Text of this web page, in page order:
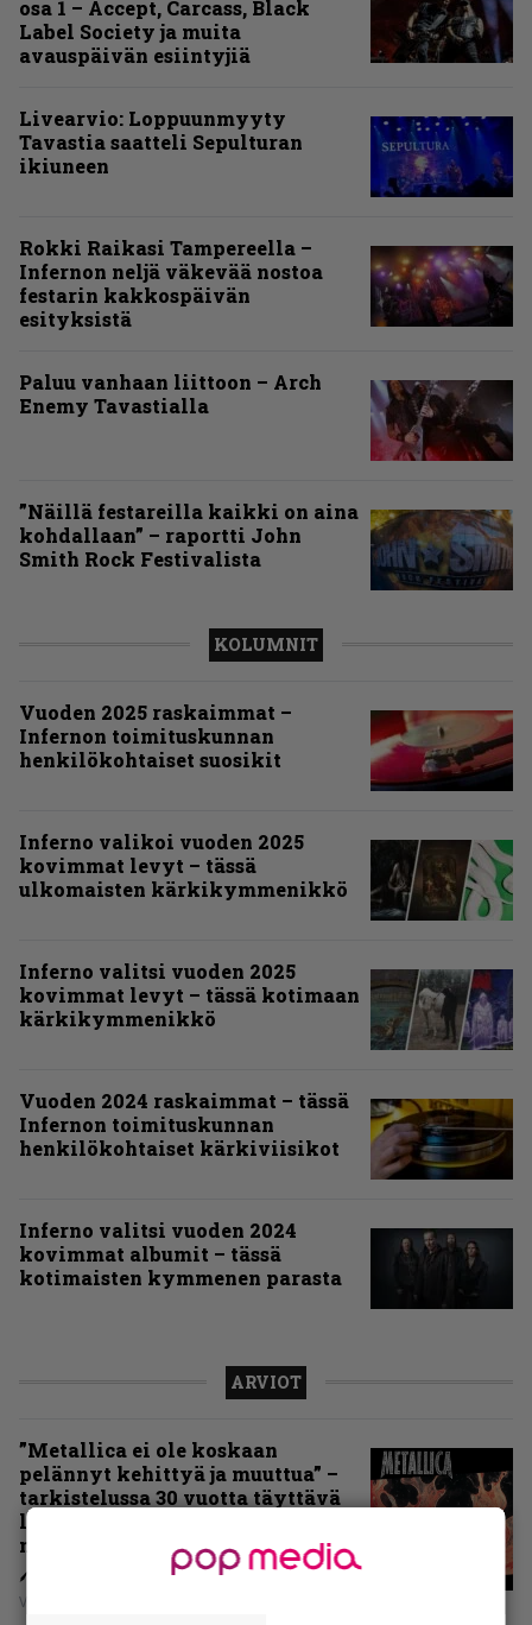
osa 1 – Accept, Carcass, Black
Label Society ja muita
avauspäivän esiintyjiä
Livearvio: Loppuunmyyty
Tavastia saatteli Sepulturan
ikiuneen
Rokki Raikasi Tampereella –
Infernon neljä väkevää nostoa
festarin kakkospäivän
esityksistä
Paluu vanhaan liittoon – Arch
Enemy Tavastialla
”Näillä festareilla kaikki on aina
kohdallaan” – raportti John
Smith Rock Festivalista
KOLUMNIT
Vuoden 2025 raskaimmat –
Infernon toimituskunnan
henkilökohtaiset suosikit
Inferno valikoi vuoden 2025
kovimmat levyt – tässä
ulkomaisten kärkikymmenikkö
Inferno valitsi vuoden 2025
kovimmat levyt – tässä kotimaan
kärkikymmenikkö
Vuoden 2024 raskaimmat – tässä
Infernon toimituskunnan
henkilökohtaiset kärkiviisikot
Inferno valitsi vuoden 2024
kovimmat albumit – tässä
kotimaisten kymmenen parasta
ARVIOT
”Metallica ei ole koskaan
pelännyt kehittyä ja muuttua” –
tarkistelussa 30 vuotta täyttävä
levy, joka jakaa fanien
mielipiteet
Vesa Siltanen